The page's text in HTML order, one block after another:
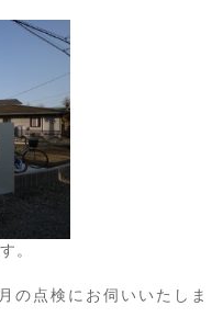
。
の点検にお伺いいたしま